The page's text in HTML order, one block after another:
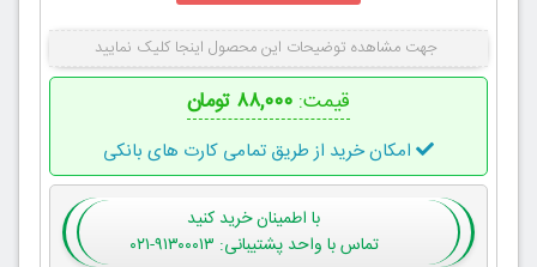
جهت مشاهده توضیحات این محصول اینجا کلیک نمایید
قیمت: ۸۸,۰۰۰ تومان
امکان خرید از طریق تمامی کارت های بانکی
با اطمینانخرید کنید
تماس با واحد پشتیبانی: ۹۱۳۰۰۰۱۳-۰۲۱